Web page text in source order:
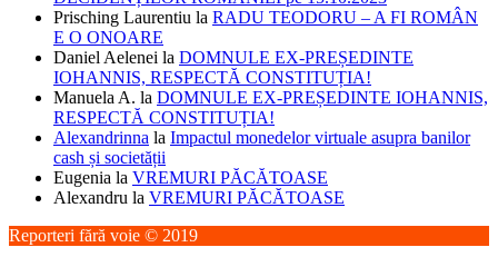
Prisching Laurentiu la RADU TEODORU – A FI ROMÂN
E O ONOARE
Daniel Aelenei la DOMNULE EX-PREȘEDINTE
IOHANNIS, RESPECTĂ CONSTITUȚIA!
Manuela A. la DOMNULE EX-PREȘEDINTE IOHANNIS,
RESPECTĂ CONSTITUȚIA!
Alexandrinna la Impactul monedelor virtuale asupra banilor
cash și societății
Eugenia la VREMURI PĂCĂTOASE
Alexandru la VREMURI PĂCĂTOASE
Reporteri fără voie ©️ 2019